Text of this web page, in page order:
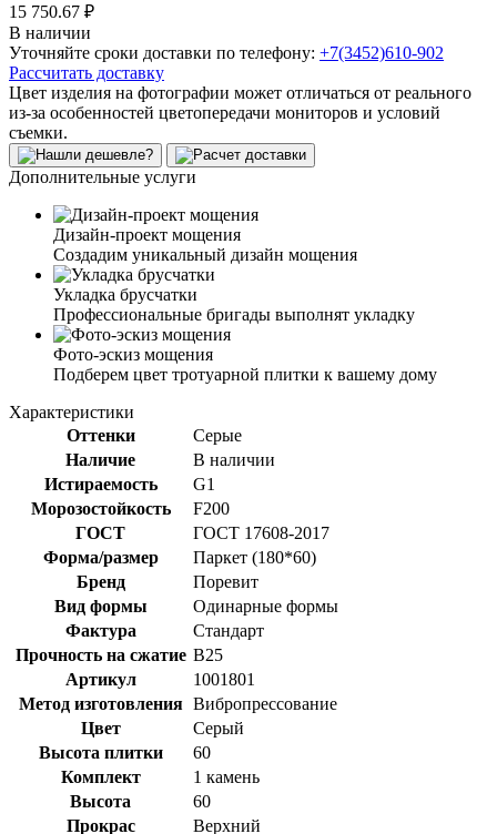
15 750.67 ₽
В наличии
Уточняйте сроки доставки по телефону: +7(3452)610-902
Рассчитать доставку
Цвет изделия на фотографии может отличаться от реального
из-за особенностей цветопередачи мониторов и условий
съемки.
Дополнительные услуги
Дизайн-проект мощения
Создадим уникальный дизайн мощения
Укладка брусчатки
Профессиональные бригады выполнят укладку
Фото-эскиз мощения
Подберем цвет тротуарной плитки к вашему дому
Характеристики
Оттенки
Серые
Наличие
В наличии
Истираемость
G1
Морозостойкость
F200
ГОСТ
ГОСТ 17608-2017
Форма/размер
Паркет (180*60)
Бренд
Поревит
Вид формы
Одинарные формы
Фактура
Стандарт
Прочность на сжатие B25
Артикул
1001801
Метод изготовления Вибропрессование
Цвет
Серый
Высота плитки
60
Комплект
1 камень
Высота
60
Прокрас
Верхний